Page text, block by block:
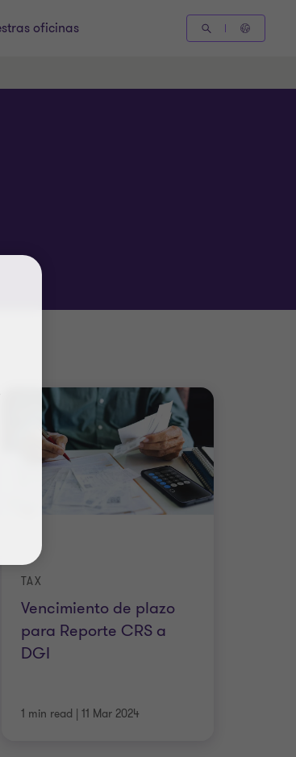
oficinas
Vencimiento de plazo
para Reporte CRS a
DGI
TAX
1 min read | 11 Mar 2024